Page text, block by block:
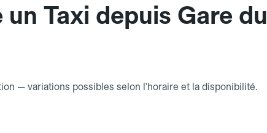
Taxi depuis Gare du
— variations possibles selon l'horaire et la disponibilité.